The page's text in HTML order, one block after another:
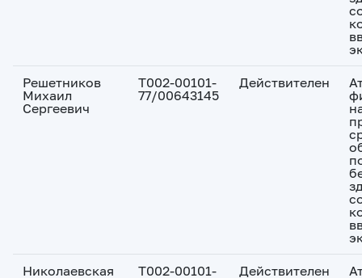
Решетников
Михаил
Сергеевич
Т002-00101-
77/00643145
Действителен
Николаевская
Т002-00101-
Действителен